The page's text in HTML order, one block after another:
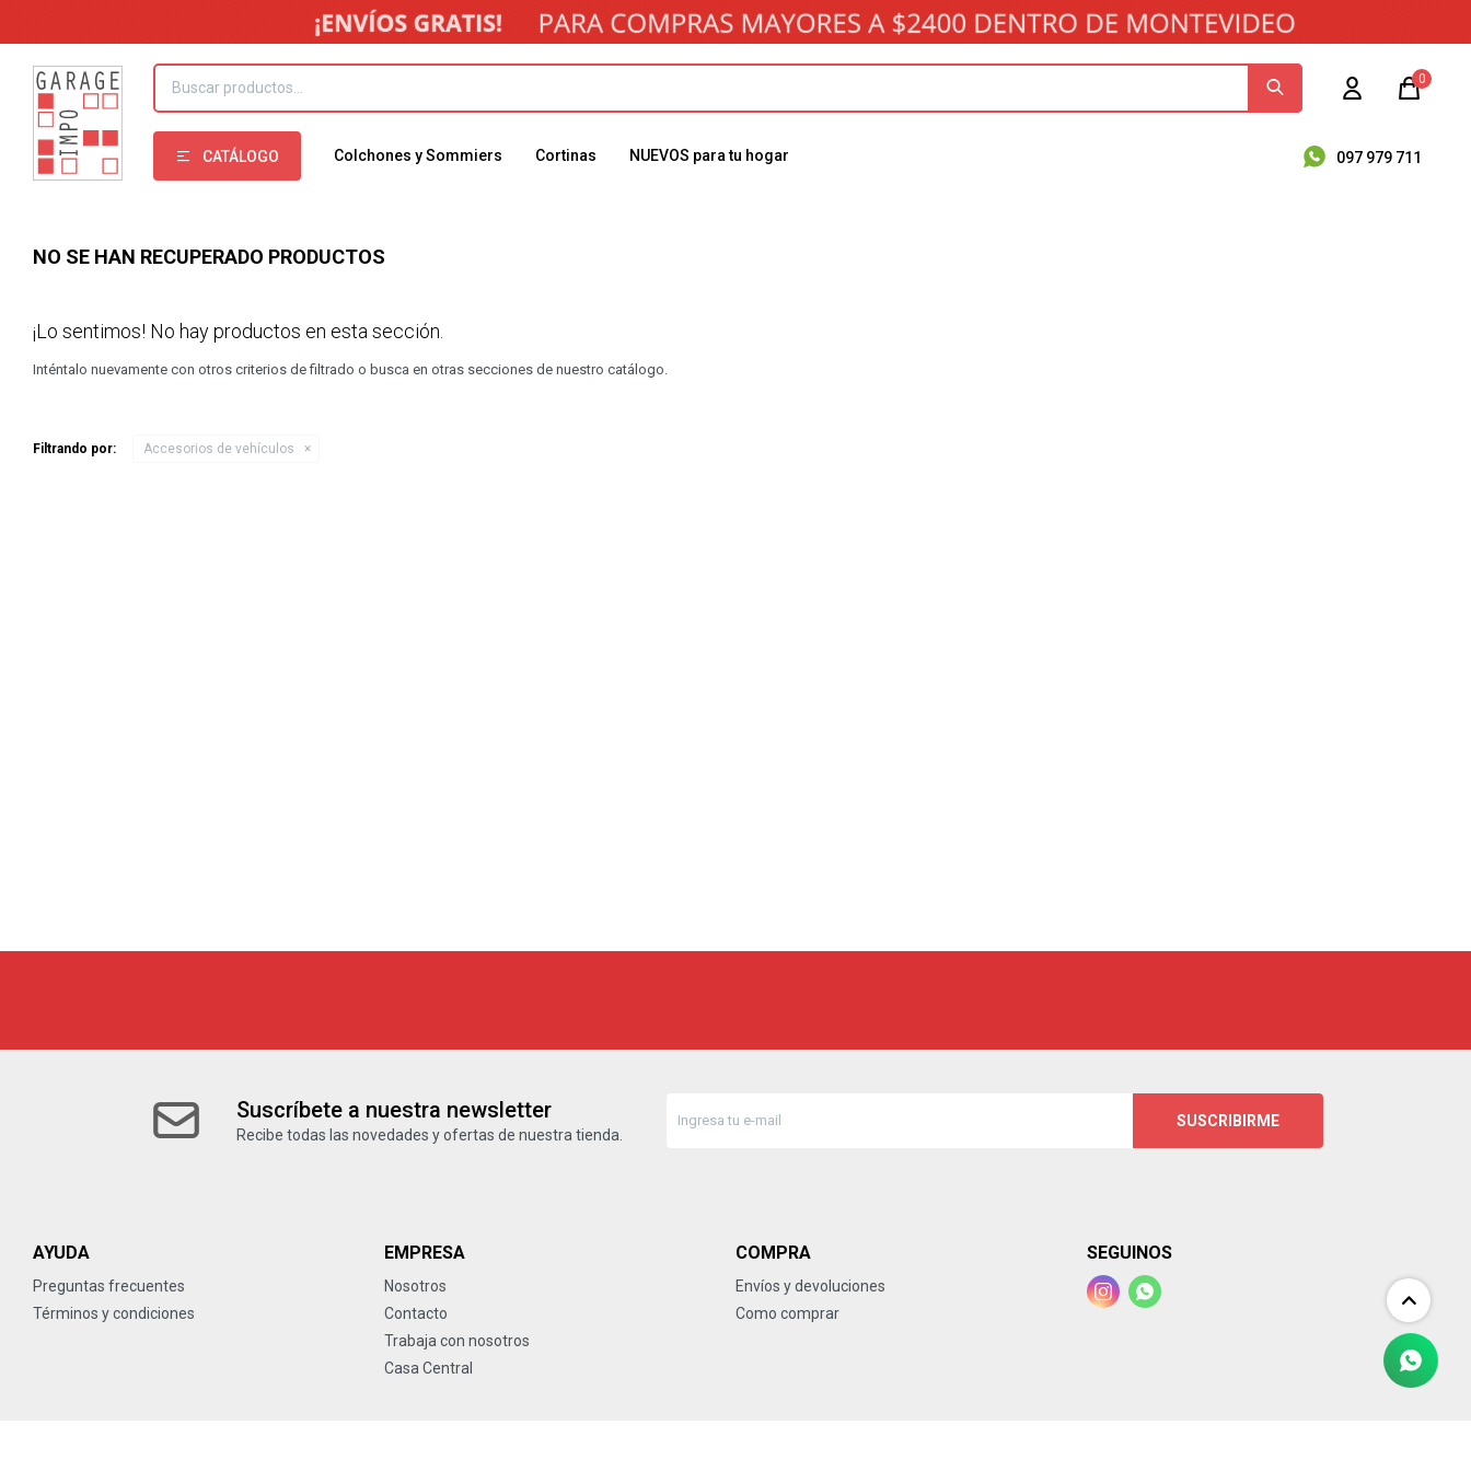
CATÁLOGO Colchones y Sommiers Cortinas NUEVOS para tu hogar 097 979 711
0
NO SE HAN RECUPERADO PRODUCTOS
¡Lo sentimos! No hay productos en esta sección.
Inténtalo nuevamente con otros criterios de filtrado o busca en otras secciones de nuestro catálogo.
Filtrando por: Accesorios de vehículos
Suscríbete a nuestra newsletter
Recibe todas las novedades y ofertas de nuestra tienda.
SUSCRIBIRME
AYUDA
Preguntas frecuentes
Términos y condiciones
EMPRESA
Nosotros
Contacto
Trabaja con nosotros
Casa Central
COMPRA
Envíos y devoluciones
Como comprar
SEGUINOS
 